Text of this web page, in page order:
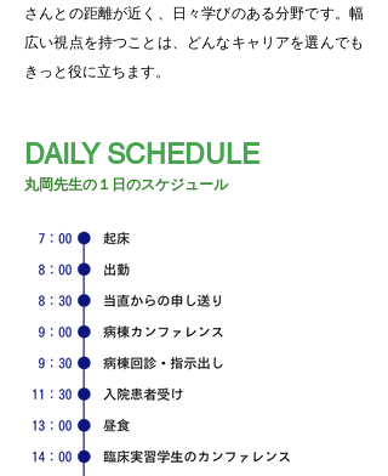
さんとの距離が近く、日々学びのある分野です。幅
広い視点を持つことは、どんなキャリアを選んでも
きっと役に立ちます。
DAILY SCHEDULE
丸岡先生の１日のスケジュール